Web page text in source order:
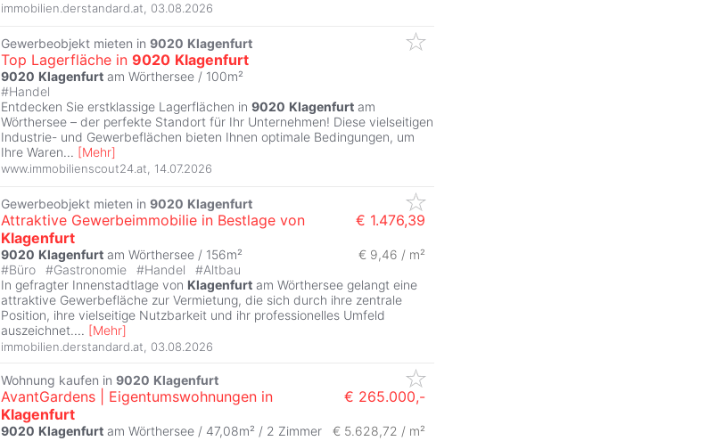
immobilien.derstandard.at 03.08.2026
Gewerbeobjekt mieten in 9020 Klagenfurt
Top Lagerfläche in 9020 Klagenfurt
9020 Klagenfurt am Wörthersee / 100m²
#Handel
Entdecken Sie erstklassige Lagerflächen in 9020 Klagenfurt am
Wörthersee – der perfekte Standort für Ihr Unternehmen! Diese vielseitigen
Industrie- und Gewerbeflächen bieten Ihnen optimale Bedingungen, um
Ihre Waren... [Mehr]
www.immobilienscout24.at 14.07.2026
Gewerbeobjekt mieten in 9020 Klagenfurt
Attraktive Gewerbeimmobilie in Bestlage von
Klagenfurt
€ 1.476,39
9020 Klagenfurt am Wörthersee / 156m² € 9,46 / m²
#Büro #Gastronomie #Handel #Altbau
In gefragter Innenstadtlage von Klagenfurt am Wörthersee gelangt eine
attraktive Gewerbefläche zur Vermietung, die sich durch ihre zentrale
Position, ihre vielseitige Nutzbarkeit und ihr professionelles Umfeld
auszeichnet.... [Mehr]
immobilien.derstandard.at 03.08.2026
Wohnung kaufen in 9020 Klagenfurt
AvantGardens | Eigentumswohnungen in
Klagenfurt
€ 265.000,-
9020 Klagenfurt am Wörthersee / 47,08m² / 2 Zimmer
€ 5.628,72 / m²